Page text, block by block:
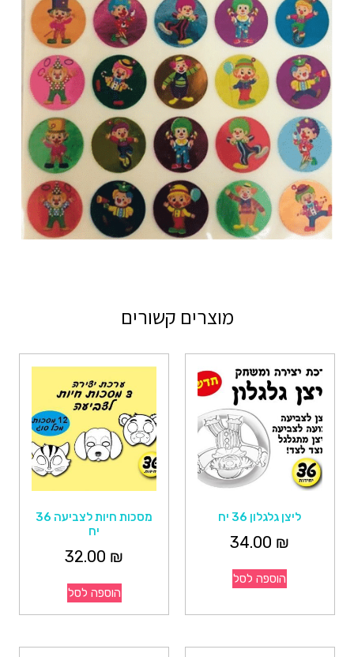
מוצרים קשורים
ליצן גלגלון 36 יח
34.00 ₪
הוספה לסל
מסכות חיות לצביעה 36
יח
32.00 ₪
הוספה לסל